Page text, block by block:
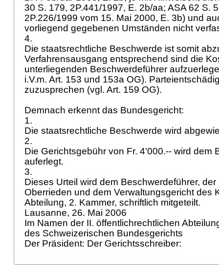
30 S. 179, 2P.441/1997, E. 2b/aa; ASA 62 S.
2P.226/1999 vom 15. Mai 2000, E. 3b) und
vorliegend gegebenen Umständen nicht
4.
Die staatsrechtliche Beschwerde ist somit
Verfahrensausgang entsprechend sind die
unterliegenden Beschwerdeführer
i.V.m. Art. 153 und 153a OG).
zuzusprechen (vgl. Art. 159 OG).
Demnach erkennt das Bundesgericht:
1.
Die staatsrechtliche Beschwerde wird
2.
Die Gerichtsgebühr von Fr. 4'000.-- wird dem
auferlegt.
3.
Dieses Urteil wird dem Beschwerdeführer,
Oberrieden und dem Verwaltungsgericht des
Abteilung, 2. Kammer, schriftlich mitgeteilt.
Lausanne, 26. Mai 2006
Im Namen der II. öffentlichrechtlichen
des Schweizerischen Bundesgerichts
Der Präsident: Der Gerichtsschreiber: